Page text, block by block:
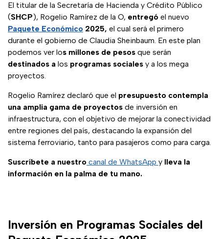
El titular de la Secretaría de Hacienda y Crédito Público
(SHCP), Rogelio Ramírez de la O, entregó el nuevo
Paquete Económico 2025, el cual será el primero
durante el gobierno de Claudia Sheinbaum. En este plan
podemos ver los millones de pesos que serán
destinados a los programas sociales y a los mega
proyectos.
Rogelio Ramírez declaró que el presupuesto contempla
una amplia gama de proyectos de inversión en
infraestructura, con el objetivo de mejorar la conectividad
entre regiones del país, destacando la expansión del
sistema ferroviario, tanto para pasajeros como para carga.
Suscríbete a nuestro canal de WhatsApp y lleva la
información en la palma de tu mano.
Inversión en Programas Sociales del